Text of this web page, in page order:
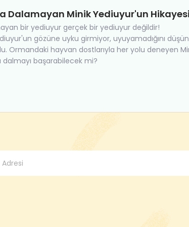
Dalamayan Minik Yediuyur'un Hikayesi
bir yediuyur gerçek bir yediuyur değildir!
gözüne uyku girmiyor, uyuyamadığını
Ormandaki hayvan dostlarıyla her yolu deneyen
dalmayı başarabilecek mi?